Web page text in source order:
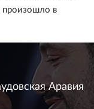
произошло в
Аравия